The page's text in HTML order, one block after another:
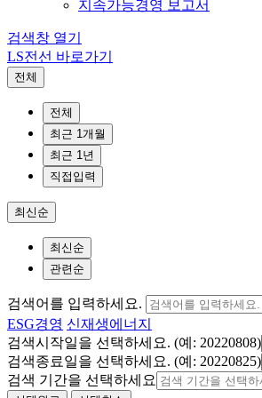
지속가능경영 보고서
검색창 열기
LS전선 바로가기
전체
전체
최근 1개월
최근 1년
직접입력
최신순
최신순
관련순
검색어를 입력하세요.
ESG경영 신재생에너지
검색시작일을 선택하세요. (예: 20220808)
검색종료일을 선택하세요. (예: 20220825)
검색 기간을 선택하세요